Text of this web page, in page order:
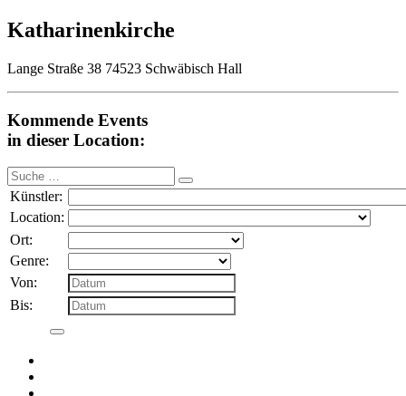
Katharinenkirche
Lange Straße 38 74523 Schwäbisch Hall
Kommende Events
in dieser Location:
Suche
nach:
Künstler:
Location:
Ort:
Genre:
Von:
Bis: